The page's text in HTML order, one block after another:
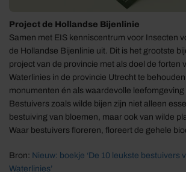
Project de Hollandse Bijenlinie
Samen met EIS kenniscentrum voor Insecten
de Hollandse Bijenlinie uit. Dit is het grootste
project van de provincie met als doel de forten
Waterlinies in de provincie Utrecht te
monumenten én als waardevolle leefomgeving
Bestuivers zoals wilde bijen zijn niet alleen
bestuiving van bloemen, maar ook van wilde
Waar bestuivers floreren, floreert de gehele
Bron: Nieuw: boekje ‘De 10 leukste bestuivers
Waterlinies’